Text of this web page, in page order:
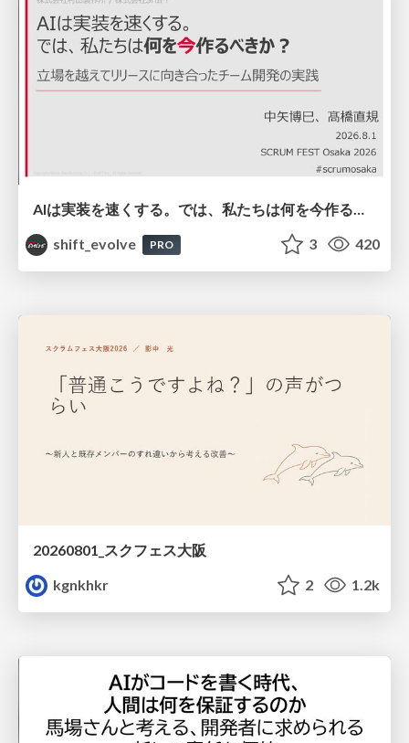
AIは実装を速くする。では、私たちは何を今作るべきか？－立場を越えてリリースに向き合ったチーム開発の実践 / 20260801 Hiromi Nakaya and Naoki Takahashi
shift_evolve
PRO 3 420
20260801_スクフェス大阪
kgnkhkr
2 1.2k